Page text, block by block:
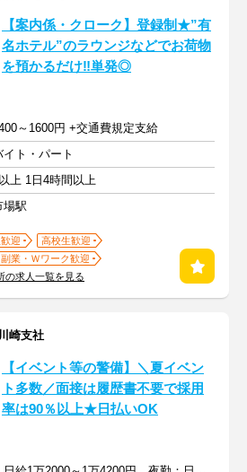
【案内係・クローク】登録制★”有
名ホテル”のラウンジなどでお荷物
を預かるだけ‼単発◎
～1600円 +交通費規定支給
イト・パート
上 1日4時間以上
場駅
迎
高校生歓迎
副業・Ｗワーク歓迎
の求人一覧を見る
崎支社
【イベント等の警備】＼夏イベン
ト多数／面接は履歴書不要で採用
率は90％以上★日払いOK